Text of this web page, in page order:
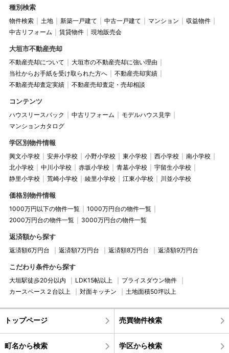
種別検索
物件検索 土地 新築一戸建て 中古一戸建て マンション
収益物件
中古リフォーム
賃貸物件 現地販売会
大垣市不動産売却
不動産売却について
大垣市の不動産売却に強い理由
当社からお手紙を受け取られた方へ
不動産売却実績
不動産売却査定実績
不動産売却査定・売却相談
コンテンツ
ハウスリースバック 中古リフォーム
モデルハウス見学
マンションカタログ
学区別物件情報
興文小学校 安井小学校 小野小学校 東小学校 西小学校
南小学校
北小学校
中川小学校 赤坂小学校 青墓小学校
宇留生小学校
静里小学校
荒崎小学校 綾里小学校 江東小学校 川並小学校
価格別物件情報
1000万円以下の物件一覧
1000万円台の物件一覧
2000万円台の物件一覧
3000万円台の物件一覧
返済額から探す
返済額6万円台 返済額7万円台 返済額8万円台 返済額9万円台
こだわり条件から探す
大垣駅徒歩20分以内 LDK15帖以上
プライスダウン物件
カースペース２台以上
対面キッチン 土地面積50坪以上
トップページ 売買物件検索
町名から検索 学区から検索